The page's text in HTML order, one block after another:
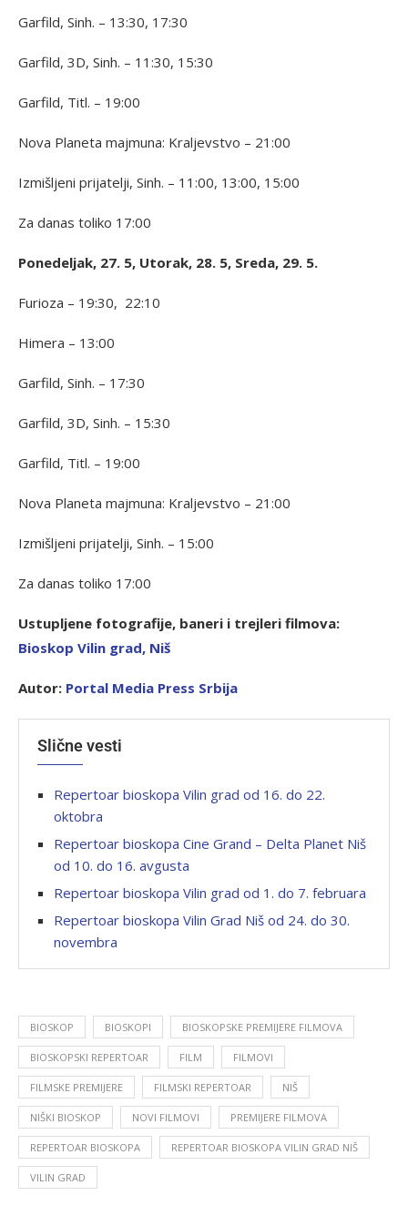
Garfild, Sinh. – 13:30, 17:30
Garfild, 3D, Sinh. – 11:30, 15:30
Garfild, Titl. – 19:00
Nova Planeta majmuna: Kraljevstvo – 21:00
Izmišljeni prijatelji, Sinh. – 11:00, 13:00, 15:00
Za danas toliko 17:00
Ponedeljak, 27. 5, Utorak, 28. 5, Sreda, 29. 5.
Furioza – 19:30, 22:10
Himera – 13:00
Garfild, Sinh. – 17:30
Garfild, 3D, Sinh. – 15:30
Garfild, Titl. – 19:00
Nova Planeta majmuna: Kraljevstvo – 21:00
Izmišljeni prijatelji, Sinh. – 15:00
Za danas toliko 17:00
Ustupljene fotografije, baneri i trejleri filmova:
Bioskop Vilin grad, Niš
Autor: Portal Media Press Srbija
Slične vesti
Repertoar bioskopa Vilin grad od 16. do 22.
oktobra
Repertoar bioskopa Cine Grand – Delta Planet Niš
od 10. do 16. avgusta
Repertoar bioskopa Vilin grad od 1. do 7. februara
Repertoar bioskopa Vilin Grad Niš od 24. do 30.
novembra
BIOSKOP BIOSKOPI BIOSKOPSKE PREMIJERE FILMOVA
BIOSKOPSKI REPERTOAR FILM FILMOVI
FILMSKE PREMIJERE FILMSKI REPERTOAR NIŠ
NIŠKI BIOSKOP NOVI FILMOVI PREMIJERE FILMOVA
REPERTOAR BIOSKOPA REPERTOAR BIOSKOPA VILIN GRAD NIŠ
VILIN GRAD